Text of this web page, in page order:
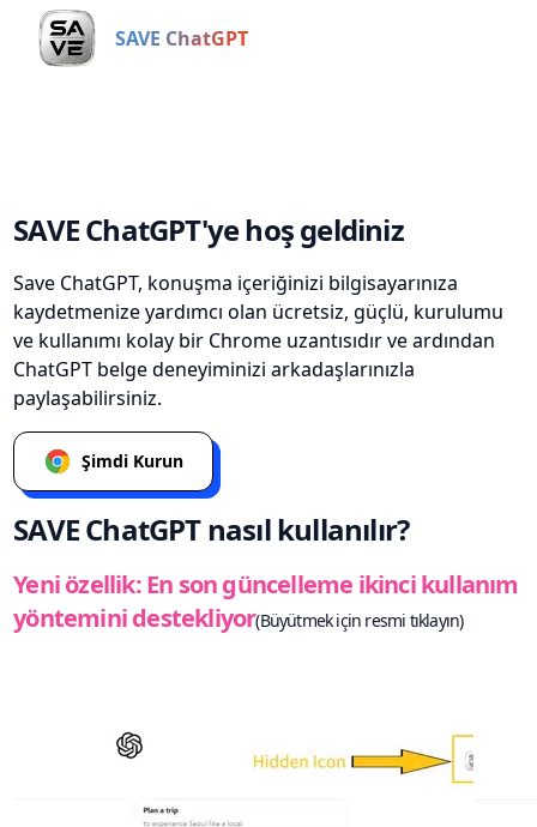
SAVE ChatGPT
SAVE ChatGPT'ye hoş geldiniz
Save ChatGPT, konuşma içeriğinizi bilgisayarınıza
kaydetmenize yardımcı olan ücretsiz, güçlü, kurulumu
ve kullanımı kolay bir Chrome uzantısıdır ve ardından
ChatGPT belge deneyiminizi arkadaşlarınızla
paylaşabilirsiniz.
Şimdi Kurun
SAVE ChatGPT nasıl kullanılır?
Yeni özellik: En son güncelleme ikinci kullanım
yöntemini destekliyor(Büyütmek için resmi tıklayın)